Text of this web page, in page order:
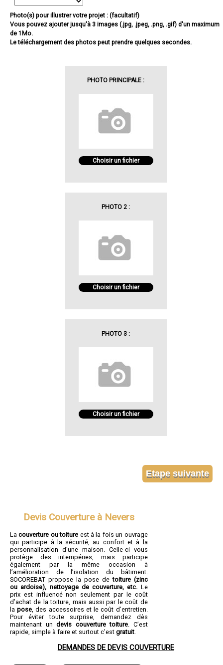
Photo(s) pour illustrer votre projet : (facultatif)
Vous pouvez ajouter jusqu'à 3 images (.jpg, .jpeg, .png, .gif) d'un maximum
de 1Mo.
Le téléchargement des photos peut prendre quelques secondes.
PHOTO PRINCIPALE :
Choisir un fichier
PHOTO 2 :
Choisir un fichier
PHOTO 3 :
Choisir un fichier
Devis Couverture à Nevers
Lacouverture ou toiture est à la fois un ouvrage
qui participe à la sécurité, au confort et à la
personnalisation d'une maison. Celle-ci vous
protège des intempéries, mais participe
également par la même occasion à
l’amélioration de l’isolation du bâtiment.
SOCOREBAT propose la pose detoiture (zinc
ou ardoise), nettoyage de couverture, etc. Le
prix est influencé non seulement par le coût
d’achat de la toiture, mais aussi par le coût de
lapose, des accessoires et le coût d’entretien.
Pour éviter toute surprise, demandez dès
maintenant undevis couverture toiture. C’est
rapide, simple à faire et surtout c’est gratuit.
DEMANDES DE DEVIS COUVERTURE